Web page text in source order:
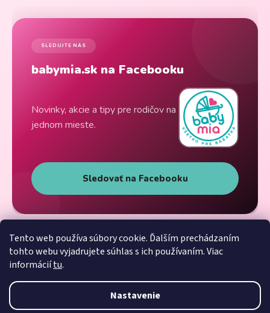
Tento web používa súbory cookie. Ďalším prechádzaním
tohto webu vyjadrujete súhlas s ich používaním. Viac
informáciítu.
Nastavenie
SLEDUJTE NÁS
babymia.sk na Facebooku
Novinky, akcie a tipy pre rodičov na
jednom mieste.
Sledovať na Facebooku